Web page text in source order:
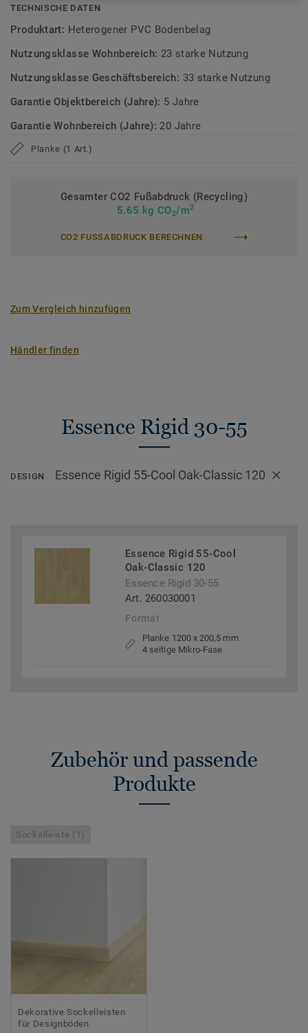
TECHNISCHE DATEN
Produktart: Heterogener PVC Bodenbelag
Nutzungsklasse Wohnbereich: 23 starke Nutzung
Nutzungsklasse Geschäftsbereich: 33 starke Nutzung
Garantie Objektbereich (Jahre): 5 Jahre
Garantie Wohnbereich (Jahre): 20 Jahre
Planke (1 Art.)
Gesamter CO2 Fußabdruck (Recycling)
5.65 kg CO2/m2
CO2 FUSSABDRUCK BERECHNEN
Zum Vergleich hinzufügen
Händler finden
Essence Rigid 30-55
DESIGN Essence Rigid 55-Cool Oak-Classic 120
Essence Rigid 55-Cool
Oak-Classic 120
Essence Rigid 30-55
Art. 260030001
Format
Planke 1200 x 200,5 mm
4 seitige Mikro-Fase
Zubehör und passende
Produkte
Sockelleiste (1)
Dekorative Sockelleisten
für Designböden